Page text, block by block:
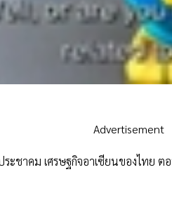
Advertisement
ะชาคม เศรษฐกิจอาเซียนของไทย ต